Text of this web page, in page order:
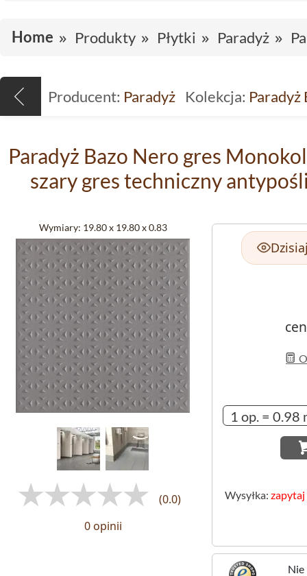
Home Produkty Płytki Paradyż
Producent: Paradyż Kolekcja: Paradyż
Paradyż Bazo Nero gres
szary gres techniczny
Wymiary: 19.80 x 19.80 x 0.83
(0.0)
0 opinii
Wysyłka: zapytaj
Nie